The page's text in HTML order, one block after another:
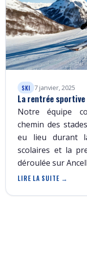
SKI 7 janvier, 2025
La rentrée sportive
Notre équipe
chemin des
eu lieu durant
scolaires et la
déroulée sur
LIRE LA SUITE →